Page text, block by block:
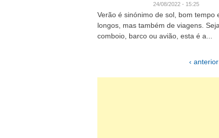
24/08/2022 - 15:25
Verão é sinónimo de sol, bom tempo
longos, mas também de viagens.
comboio, barco ou avião, esta é a...
‹ anterior